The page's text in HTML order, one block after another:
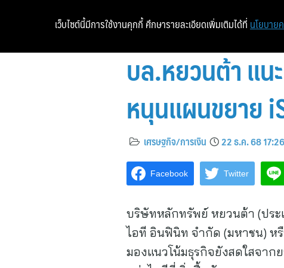
บล.หยวนต้า แน
หนุนแผนขยาย
เศรษฐกิจ/การเงิน 22 ธ.ค. 68 17:26
Facebook Twitter
บริษัทหลักทรัพย์ หยวนต้า (ประ
ไอที อินฟินิท จำกัด (มหาชน) หรื
มองแนวโน้มธุรกิจยังสดใสจาก
เว็บไซต์นี้มีการใช้งานคุกกี้ ศึกษารายละเอียดเพิ่มเติมได้ที่ นโยบาย